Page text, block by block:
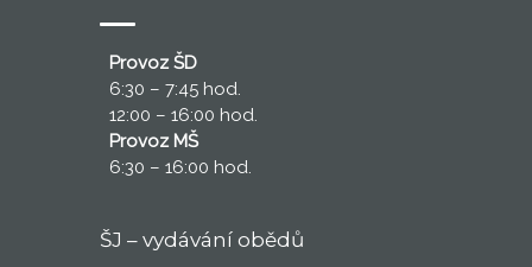
Provoz ŠD
6:30 – 7:45 hod.
12:00 – 16:00 hod.
Provoz MŠ
6:30 – 16:00 hod.
ŠJ – vydávání obědů